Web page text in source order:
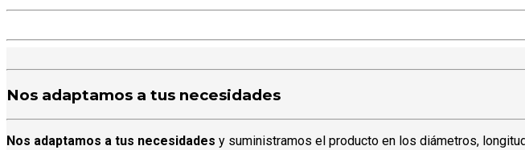
Nos adaptamos a tus necesidades
Nos adaptamos a tus necesidades y suministramos el producto en los diámetros,